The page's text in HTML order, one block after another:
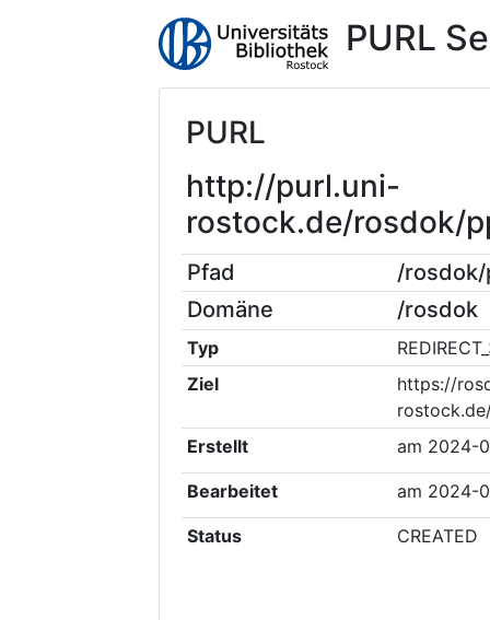
PURL
PURL
http://purl.uni-
rostock.de/rosdok/
Pfad
/rosdok/
Domäne
/rosdok
Typ
Ziel
https://
Erstellt
am 2024-
Bearbeitet am 2024-
Status CREATED